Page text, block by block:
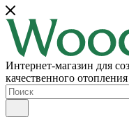
Интернет-магазин для
качественного